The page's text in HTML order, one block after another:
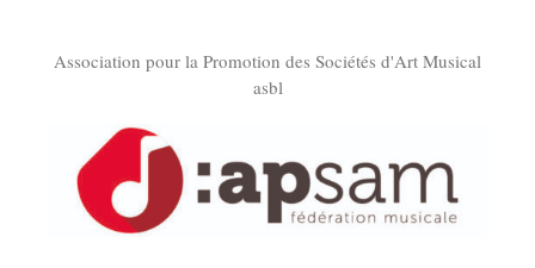
contenuAssociation pour la Promotion des Sociétés d'Art Musical
asbl